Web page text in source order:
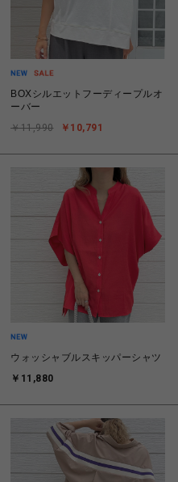
BOXシルエットフーディープルオ
ーバー
￥10,791
￥11,990
ウォッシャブルスキッパーシャツ
￥11,880